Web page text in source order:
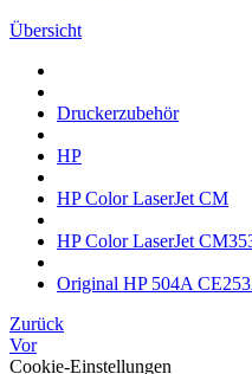
Übersicht
Druckerzubehör
HP
HP Color LaserJet CM
HP Color LaserJet
Original HP 504A
Zurück
Vor
Cookie-Einstellungen